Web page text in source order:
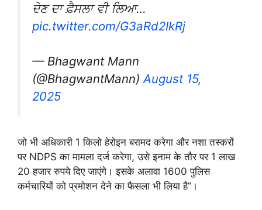
ਦੇਣ ਦਾ ਫ਼ੈਸਲਾ ਵੀ ਲਿਆ…
pic.twitter.com/G3aRd2IkRj
— Bhagwant Mann
(@BhagwantMann)August 15,
2025
जो भी अधिकारी 1 किलो हेरोइन बरामद करेगा और नशा तस्करों
पर NDPS का मामला दर्ज करेगा, उसे इनाम के तौर पर 1 लाख
20 हजार रुपये दिए जाएंगे। इसके अलावा 1600 पुलिस
कर्मचारियों को प्रमोशन देने का फैसला भी लिया है”।